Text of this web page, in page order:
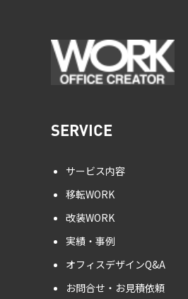
SERVICE
サービス内容
移転WORK
改装WORK
実績・事例
オフィスデザインQ&A
お問合せ・お見積依頼